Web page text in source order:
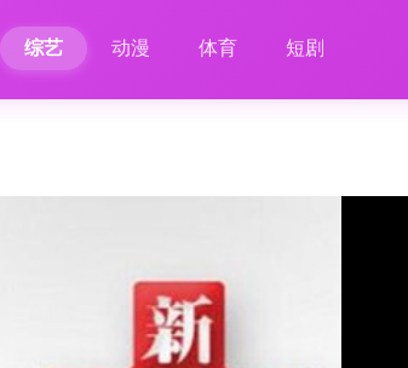
综艺 动漫 体育 短剧